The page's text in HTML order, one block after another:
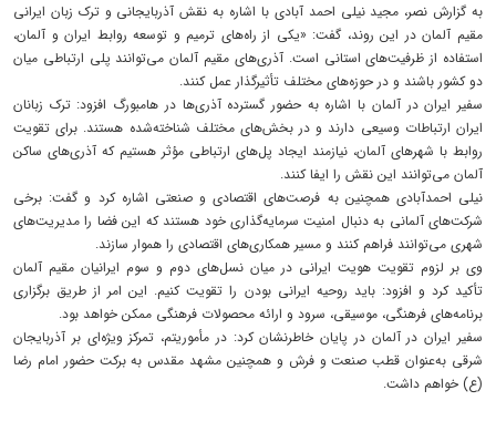
به گزارش نصر، مجید نیلی احمد آبادی با اشاره به نقش آذربایجانی و ترک زبان ایرانی
مقیم آلمان در این روند، گفت: «یکی از راه‌های ترمیم و توسعه روابط ایران و آلمان،
استفاده از ظرفیت‌های استانی است. آذری‌های مقیم آلمان می‌توانند پلی ارتباطی میان
دو کشور باشند و در حوزه‌های مختلف تأثیرگذار عمل کنند.
سفیر ایران در آلمان با اشاره به حضور گسترده آذری‌ها در هامبورگ افزود: ترک زبانان
ایران ارتباطات وسیعی دارند و در بخش‌های مختلف شناخته‌شده هستند. برای تقویت
روابط با شهرهای آلمان، نیازمند ایجاد پل‌های ارتباطی مؤثر هستیم که آذری‌های ساکن
آلمان می‌توانند این نقش را ایفا کنند.
نیلی احمدآبادی همچنین به فرصت‌های اقتصادی و صنعتی اشاره کرد و گفت: برخی
شرکت‌های آلمانی به دنبال امنیت سرمایه‌گذاری خود هستند که این فضا را مدیریت‌های
شهری می‌توانند فراهم کنند و مسیر همکاری‌های اقتصادی را هموار سازند.
وی بر لزوم تقویت هویت ایرانی در میان نسل‌های دوم و سوم ایرانیان مقیم آلمان
تأکید کرد و افزود: باید روحیه ایرانی بودن را تقویت کنیم. این امر از طریق برگزاری
برنامه‌های فرهنگی، موسیقی، سرود و ارائه محصولات فرهنگی ممکن خواهد بود.
سفیر ایران در آلمان در پایان خاطرنشان کرد: در مأموریتم، تمرکز ویژه‌ای بر آذربایجان
شرقی به‌عنوان قطب صنعت و فرش و همچنین مشهد مقدس به برکت حضور امام رضا
(ع) خواهم داشت.